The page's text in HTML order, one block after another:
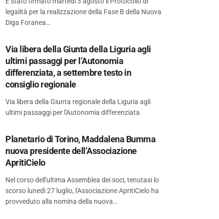
legalità per la realizzazione della Fase B della Nuova
Diga Foranea…
Via libera della Giunta della Liguria agli
ultimi passaggi per l’Autonomia
differenziata, a settembre testo in
consiglio regionale
Via libera della Giunta regionale della Liguria agli
ultimi passaggi per l'Autonomia differenziata
Planetario di Torino, Maddalena Bumma
nuova presidente dell’Associazione
ApritiCielo
Nel corso dell'ultima Assemblea dei soci, tenutasi lo
scorso lunedì 27 luglio, l'Associazione ApritiCielo ha
provveduto alla nomina della nuova…